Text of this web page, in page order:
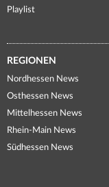
Playlist
REGIONEN
Nordhessen News
Osthessen News
Mittelhessen News
Rhein-Main News
Südhessen News